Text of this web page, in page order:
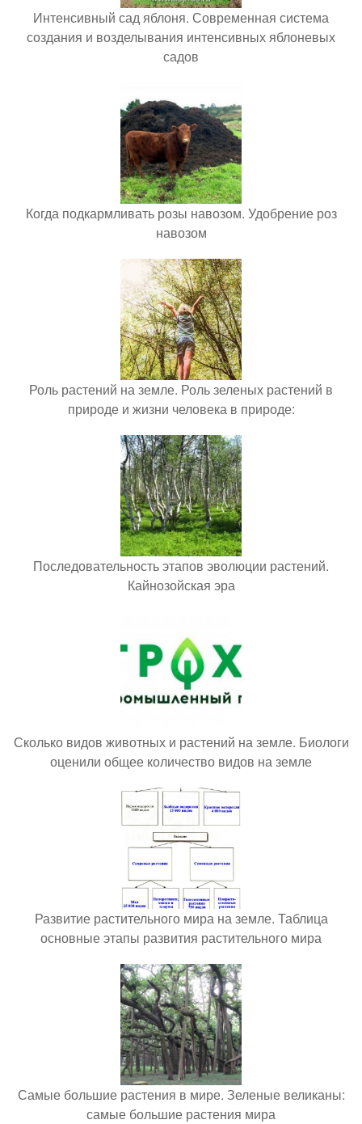
Интенсивный сад яблоня. Современная система
создания и возделывания интенсивных яблоневых
садов
Когда подкармливать розы навозом. Удобрение роз
навозом
Роль растений на земле. Роль зеленых растений в
природе и жизни человека в природе:
Последовательность этапов эволюции растений.
Кайнозойская эра
Сколько видов животных и растений на земле. Биологи
оценили общее количество видов на земле
Развитие растительного мира на земле. Таблица
основные этапы развития растительного мира
Самые большие растения в мире. Зеленые великаны:
самые большие растения мира